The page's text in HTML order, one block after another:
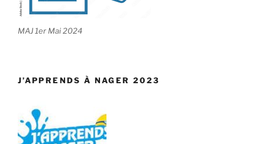
MAJ 1er Mai 2024
J’APPRENDS À NAGER 2023